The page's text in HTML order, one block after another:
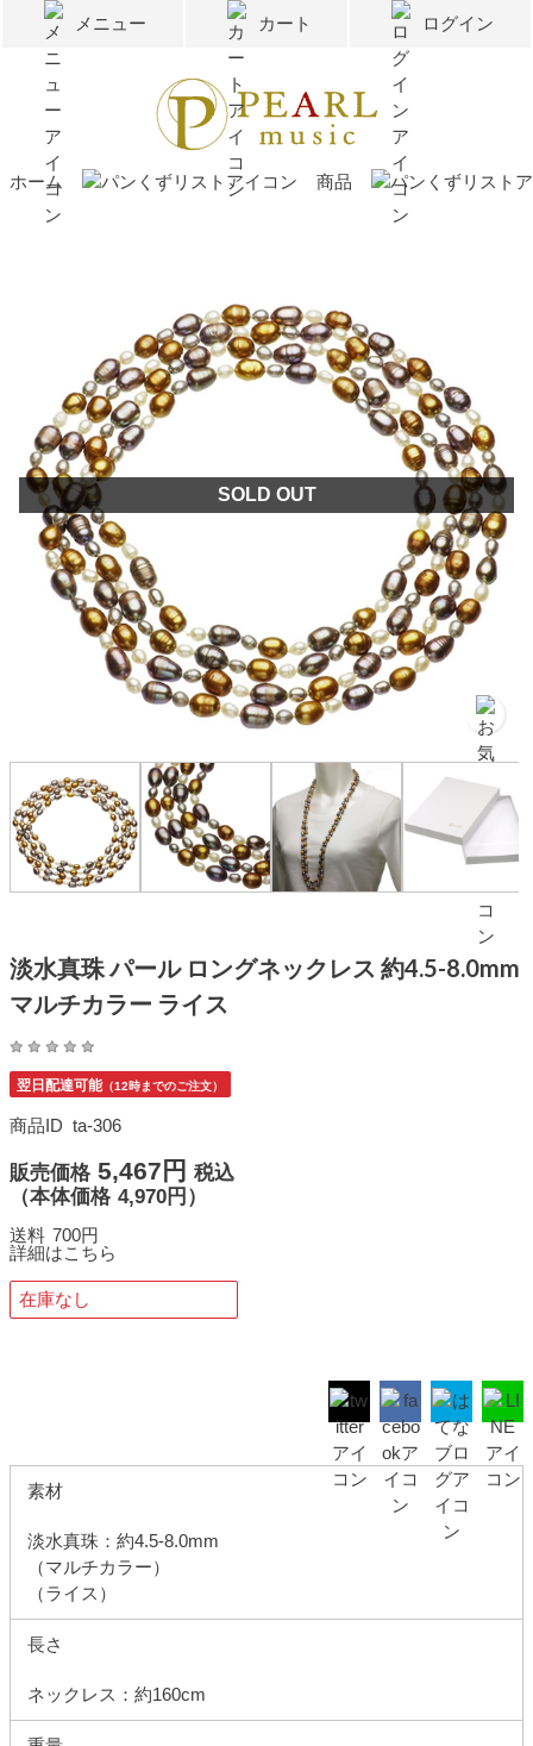
メニュー カート ログイン
ホーム 商品
SOLD OUT
淡水真珠 パール ロングネックレス 約4.5-8.0mm
マルチカラー ライス
翌日配達可能（12時までのご注文）
商品ID ta-306
販売価格 5,467円 税込
（本体価格 4,970円）
送料 700円
詳細はこちら
在庫なし
素材
淡水真珠：約4.5-8.0mm
（マルチカラー）
（ライス）
長さ
ネックレス：約160cm